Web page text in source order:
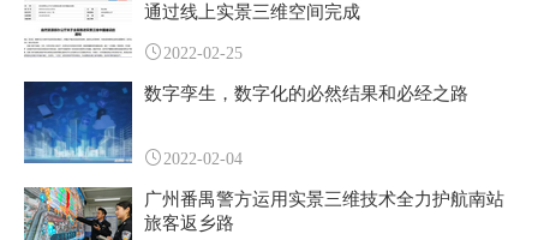
通过线上实景三维空间完成
2022-02-25
数字孪生，数字化的必然结果和必经之路
2022-02-04
广州番禺警方运用实景三维技术全力护航南站
旅客返乡路